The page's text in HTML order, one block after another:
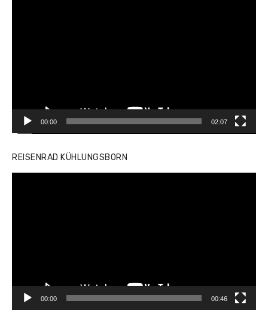
00:00 02:07
REISENRAD KÜHLUNGSBORN
00:00 00:46